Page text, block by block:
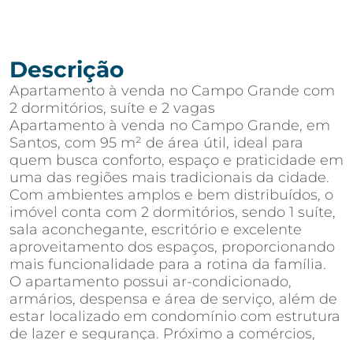
Descrição
Apartamento à venda no Campo Grande com
2 dormitórios, suíte e 2 vagas
Apartamento à venda no Campo Grande, em
Santos, com 95 m² de área útil, ideal para
quem busca conforto, espaço e praticidade em
uma das regiões mais tradicionais da cidade.
Com ambientes amplos e bem distribuídos, o
imóvel conta com 2 dormitórios, sendo 1 suíte,
sala aconchegante, escritório e excelente
aproveitamento dos espaços, proporcionando
mais funcionalidade para a rotina da família.
O apartamento possui ar-condicionado,
armários, despensa e área de serviço, além de
estar localizado em condomínio com estrutura
de lazer e segurança. Próximo a comércios,